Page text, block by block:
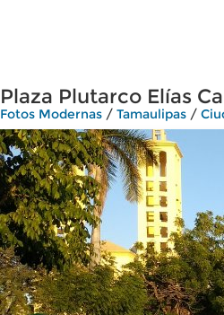
Plaza Plutarco Elías
Fotos Modernas / Tamaulipas /